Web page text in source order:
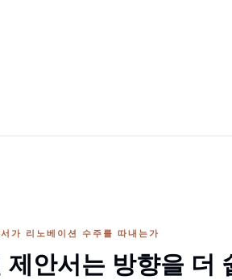
가 리노베이션 수주를 따내는가
제안서는 방향을 더